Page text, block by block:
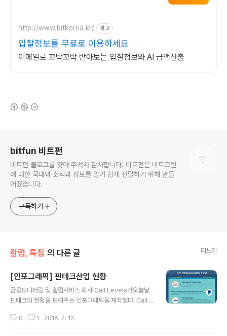
http://www.bitkorea.kr/ 광고
입찰정보를 무료로 이용하세요
이메일로 꼬박꼬박 받아보는 입찰정보와 AI 금액산출
bitfun 비트펀
비트펀 블로그를 찾아 주셔서 감사합니다. 비트펀은 비트코인
에 대한 국내외 소식과 정보를 알기 쉽게 전달하기 위해 만들
어졌습니다.
구독하기
칼럼, 특집 의 다른 글 더보기
[인포그래픽] 핀테크산업 현황
금융모니터링 및 알림서비스 회사 Call Levels가오늘날
핀테크의 현황을 보여주는 인포그래픽을 제작했다. Call L
금융모니터링 및 알림서비스 업체로 오늘날 핀테크 분야를
0 1 2016. 2. 12.